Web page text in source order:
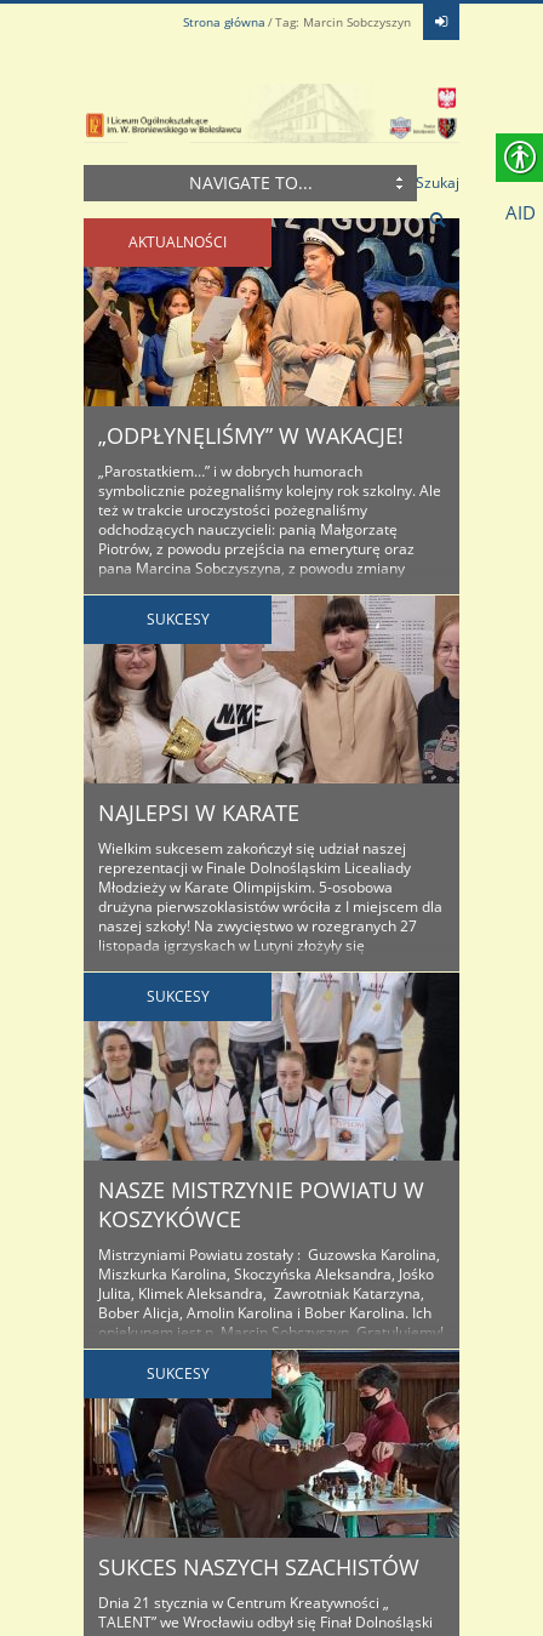
Strona główna Tag: Marcin Sobczyszyn
NAVIGATE TO... Szukaj
AKTUALNOŚCI
„ODPŁYNĘLIŚMY” W WAKACJE!
„Parostatkiem…” i w dobrych humorach
symbolicznie pożegnaliśmy kolejny rok szkolny. Ale
też w trakcie uroczystości pożegnaliśmy
odchodzących nauczycieli: panią Małgorzatę
Piotrów, z powodu przejścia na emeryturę oraz
pana Marcina Sobczyszyna, z powodu zmiany
wzruszeń, dedykacji muzycznych i występów. Pan
Marcin rozegrał (z sukcesem) ostatni mecz na
scenie, ..
SUKCESY
NAJLEPSI W KARATE
Wielkim sukcesem zakończył się udział naszej
reprezentacji w Finale Dolnośląskim Licealiady
Młodzieży w Karate Olimpijskim. 5-osobowa
drużyna pierwszoklasistów wróciła z I miejscem dla
naszej szkoły! Na zwycięstwo w rozegranych 27
listopada igrzyskach w Lutyni złożyły się
Amelii Kowalczyk z kl. I C, Julii Stadnik z kl. I ..
SUKCESY
NASZE MISTRZYNIE POWIATU W
KOSZYKÓWCE
Mistrzyniami Powiatu zostały : Guzowska Karolina,
Miszkurka Karolina, Skoczyńska Aleksandra, Jośko
Julita, Klimek Aleksandra, Zawrotniak Katarzyna,
Bober Alicja, Amolin Karolina i Bober Karolina. Ich
opiekunem jest p. Marcin Sobczyszyn. Gratulujemy!
Mistrzostwa rozegrano w hali I Liceum
Ogólnokształcącego. Gospodynie „nie były
gościnne” i wygrały wszystkie mecze. W pierwszym
meczu pokonały II Liceum Ogólnokształcące 17:9 .
W ..
SUKCESY
SUKCES NASZYCH SZACHISTÓW
Dnia 21 stycznia w Centrum Kreatywności „
TALENT” we Wrocławiu odbył się Finał Dolnośląski
AID